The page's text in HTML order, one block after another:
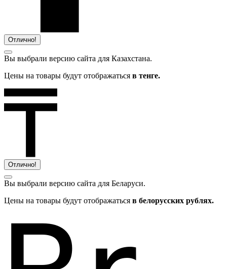
Отлично!
Вы выбрали версию сайта для Казахстана.
Цены на товары будут отображаться в тенге.
Отлично!
Вы выбрали версию сайта для Беларуси.
Цены на товары будут отображаться в белорусских рублях.